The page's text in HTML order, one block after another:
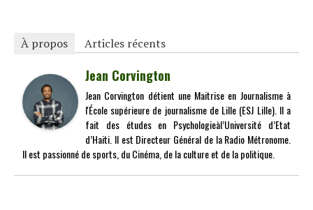
À propos Articles récents
Jean Corvington
Jean Corvington détient une Maitrise en Journalisme à
l'École supérieure de journalisme de Lille (ESJ Lille). Il a
fait des études en Psychologieàl’Université d’Etat
d’Haiti. Il est Directeur Général de la Radio Métronome.
Il est passionné de sports, du Cinéma, de la culture et de la politique.